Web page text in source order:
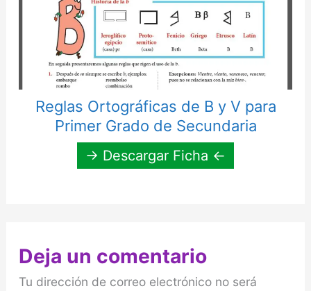
Reglas Ortográficas de B y V para
Primer Grado de Secundaria
→ Descargar Ficha ←
Deja un comentario
Tu dirección de correo electrónico no será